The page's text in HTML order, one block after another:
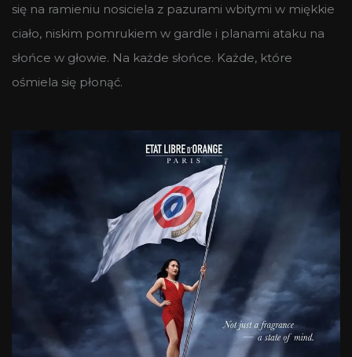
się na ramieniu nosiciela z pazurami wbitymi w miękkie
ciało, niskim pomrukiem w gardle i planami ataku na
słońce w głowie. Na każde słońce. Każde, które
ośmiela się płonąć.